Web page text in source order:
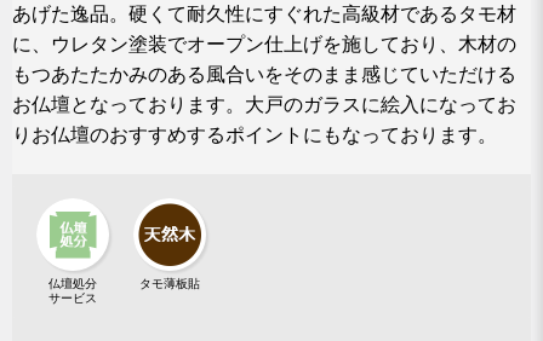
あげた逸品。硬くて耐久性にすぐれた高級材であるタモ材
に、ウレタン塗装でオープン仕上げを施しており、木材の
もつあたたかみのある風合いをそのまま感じていただける
お仏壇となっております。大戸のガラスに絵入になってお
りお仏壇のおすすめするポイントにもなっております。
仏壇処分
サービス
タモ薄板貼